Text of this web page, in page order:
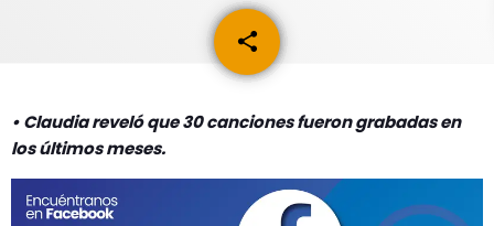
ACTUALIDAD
GEEKERS
PROGRAMACIÓN
INICIO
share
email
• Claudia reveló que 30 canciones fueron grabadas en
los últimos meses.